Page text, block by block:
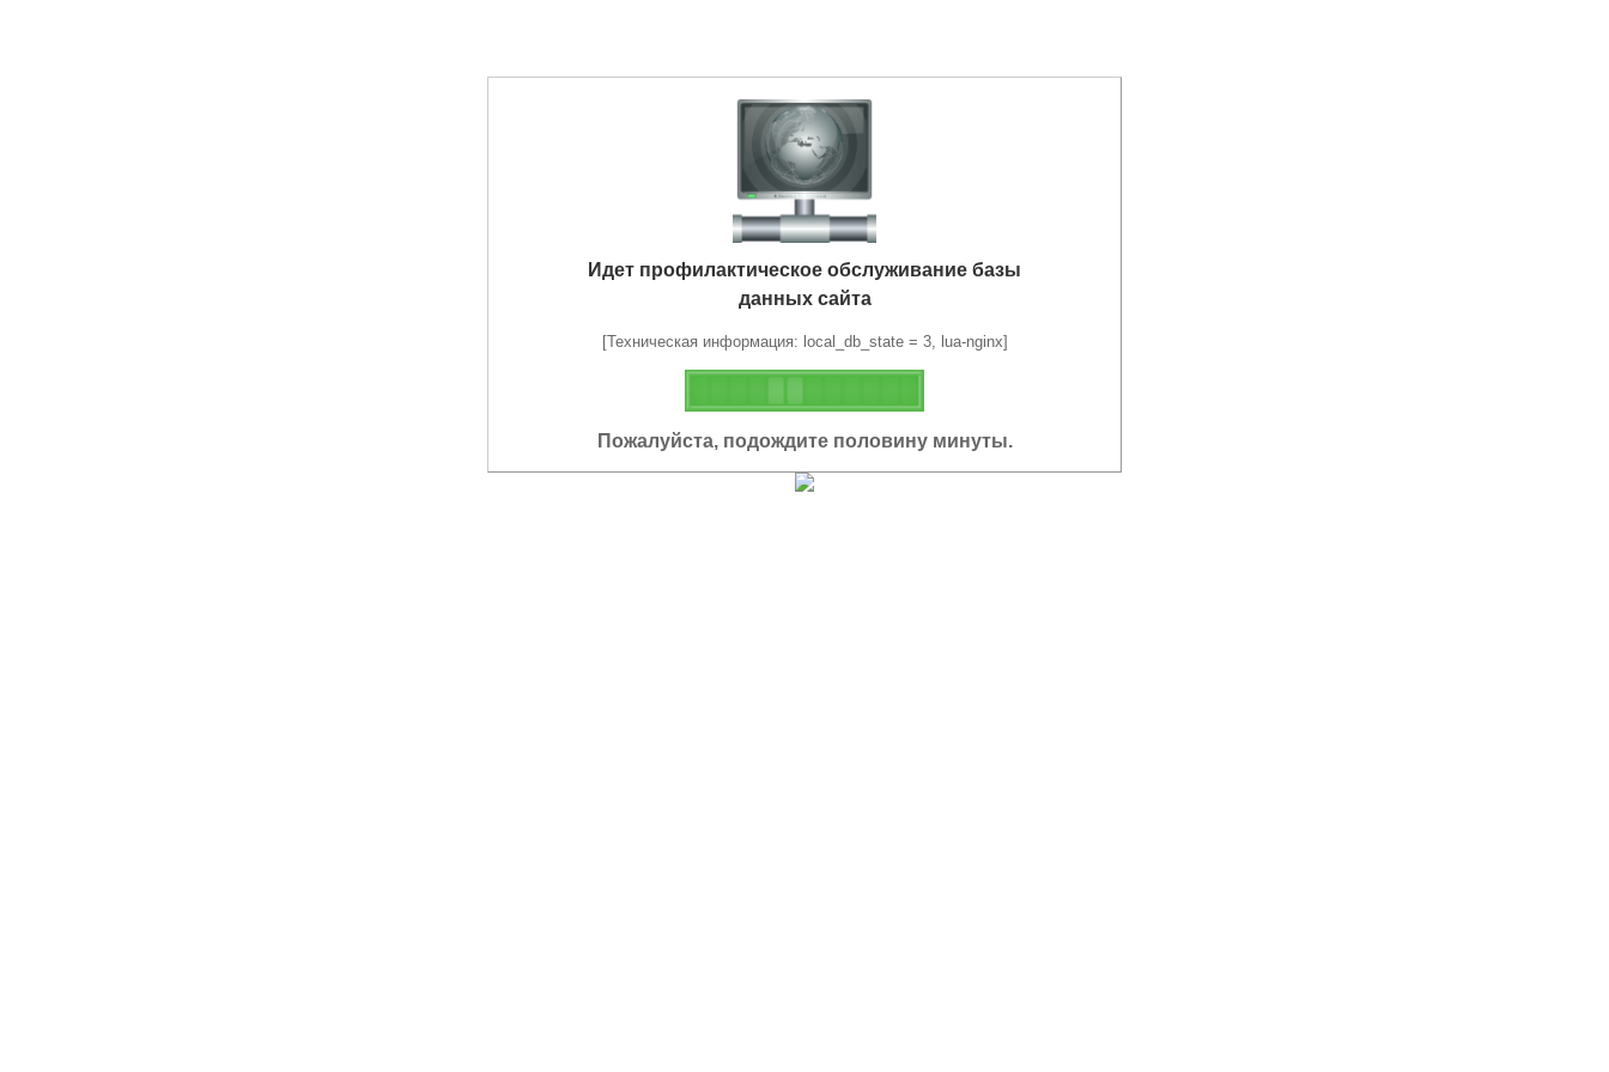
Идет профилактическое обслуживание базы
данных сайта
[Техническая информация: local_db_state = 3, lua-nginx]
Пожалуйста, подождите половину минуты.